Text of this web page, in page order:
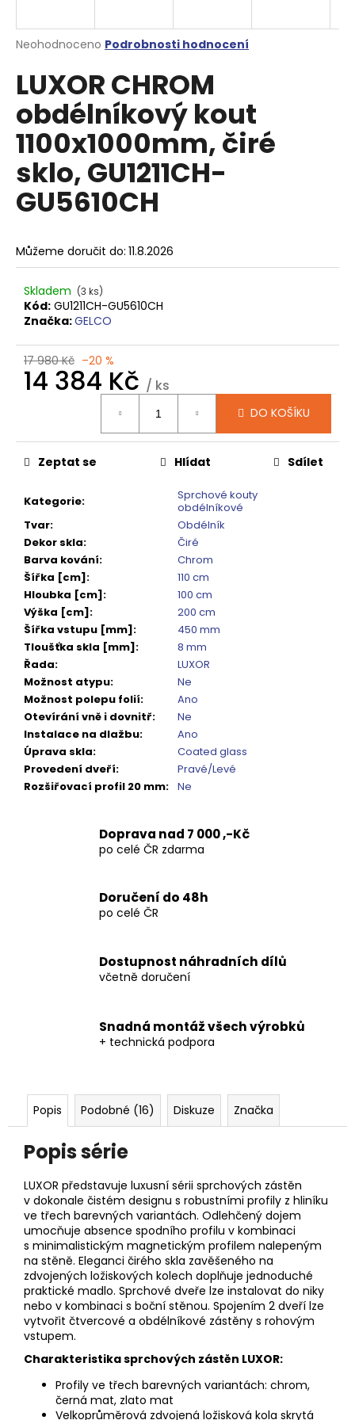
Průměrné
produktu
je
z
5
hvězdiček.
Neohodnoceno Podrobnosti hodnocení
LUXOR CHROM
obdélníkový kout
1100x1000mm, čiré
sklo, GU1211CH-
GU5610CH
Můžeme doručit do: 11.8.2026
Skladem (3 ks)
Kód: GU1211CH-GU5610CH
Značka:GELCO
17 980 Kč –20 %
14 384 Kč / ks
DO KOŠÍKU
Kategorie:
Sprchové kouty
obdélníkové
Tvar:
Obdélník
Dekor skla:
Čiré
Barva kování:
Chrom
Šířka [cm]:
110 cm
Hloubka [cm]:
100 cm
Výška [cm]:
200 cm
Šířka vstupu [mm]:
450 mm
Tloušťka skla [mm]:
8 mm
Řada:
LUXOR
Možnost atypu:
Ne
Možnost polepu folií:
Ano
Otevírání vně i dovnitř:
Ne
Instalace na dlažbu:
Ano
Úprava skla:
Coated glass
Provedení dveří:
Pravé/Levé
Rozšiřovací profil 20 mm: Ne
Zeptat se Hlídat Sdílet
Doprava nad 7 000 ,-Kč
po celé ČR zdarma
Doručení do 48h
po celé ČR
Dostupnost náhradních dílů
včetně doručení
Snadná montáž všech výrobků
+ technická podpora
Popis Podobné (16) Diskuze Značka
Popis série
LUXOR představuje luxusní sérii sprchových zástěn
v dokonale čistém designu s robustními profily z hliníku
ve třech barevných variantách. Odlehčený dojem
umocňuje absence spodního profilu v kombinaci
s minimalistickým magnetickým profilem nalepeným
na stěně. Eleganci čirého skla zavěšeného na
zdvojených ložiskových kolech doplňuje jednoduché
praktické madlo. Sprchové dveře lze instalovat do niky
nebo v kombinaci s boční stěnou. Spojením 2 dveří lze
vytvořit čtvercové a obdélníkové zástěny s rohovým
vstupem.
Charakteristika sprchových zástěn LUXOR:
Profily ve třech barevných variantách: chrom,
černá mat, zlato mat
Velkoprůměrová zdvojená ložisková kola skrytá
j
t
?
HLEDAT
D
o
p
o
u
č
u
e
SPRCHOVÁ
ZÁSTĚNA
1000
MM
TMAVÉ
SKLO
GX1310
240
Kč
Původně:
550
Kč